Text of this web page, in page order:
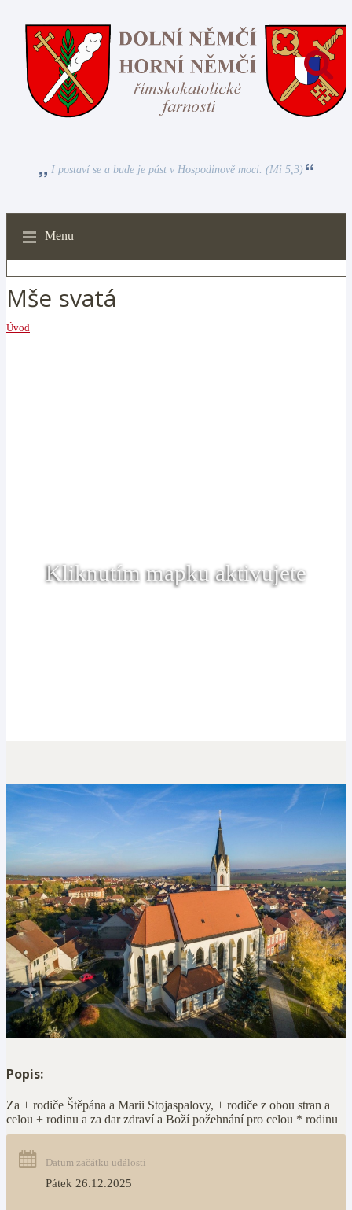
I postaví se a bude je pást v Hospodinově moci. (Mi 5,3)
Menu
Mše svatá
Úvod
Kliknutím mapku aktivujete
Popis:
Za + rodiče Štěpána a Marii Stojaspalovy, + rodiče z obou stran a
celou + rodinu a za dar zdraví a Boží požehnání pro celou * rodinu
Datum začátku události
Pátek 26.12.2025